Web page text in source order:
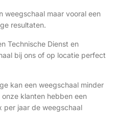
weegschaal maar vooral een
resultaten.
Technische Dienst en
bij ons of op locatie perfect
kan een weegschaal minder
klanten hebben een
per jaar de weegschaal